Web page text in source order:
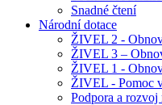
Snadné čtení
Národní dotace
ŽIVEL 2 -
ŽIVEL 3 –
ŽIVEL 1 -
ŽIVEL - Pomoc
Podpora a rozvoj